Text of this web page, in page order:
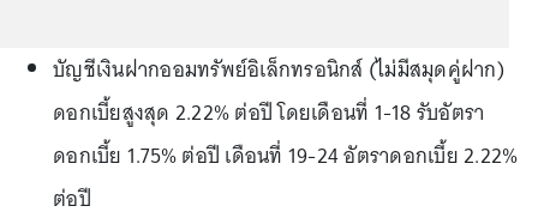
บัญชีเงินฝากออมทรัพย์อิเล็กทรอนิกส์ (ไม่มีสมุดคู่ฝาก)
ดอกเบี้ยสูงสุด 2.22% ต่อปี โดยเดือนที่ 1-18 รับอัตรา
ดอกเบี้ย 1.75% ต่อปี เดือนที่ 19-24 อัตราดอกเบี้ย 2.22%
ต่อปี